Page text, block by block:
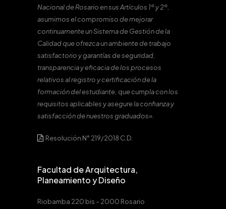
Nacional de Rosario en sus Artículos 1º y 2º,
asumimos el compromiso de mejorar
continuamente un Sistema de Gestión de la
Calidad que ofrezca un ambiente de trabajo
satisfactorio y garantías de seguridad,
transparencia y eficacia de los procesos
relativos al registro y certificación de la
formación del estudiante, que cumpla con los
requisitos aplicables y asegure la confianza y
satisfacción de nuestros graduados».
Resolución N° 219/2018 C.D.
Facultad de Arquitectura,
Planeamiento y Diseño
Riobamba 220 bis – 2000 Rosario